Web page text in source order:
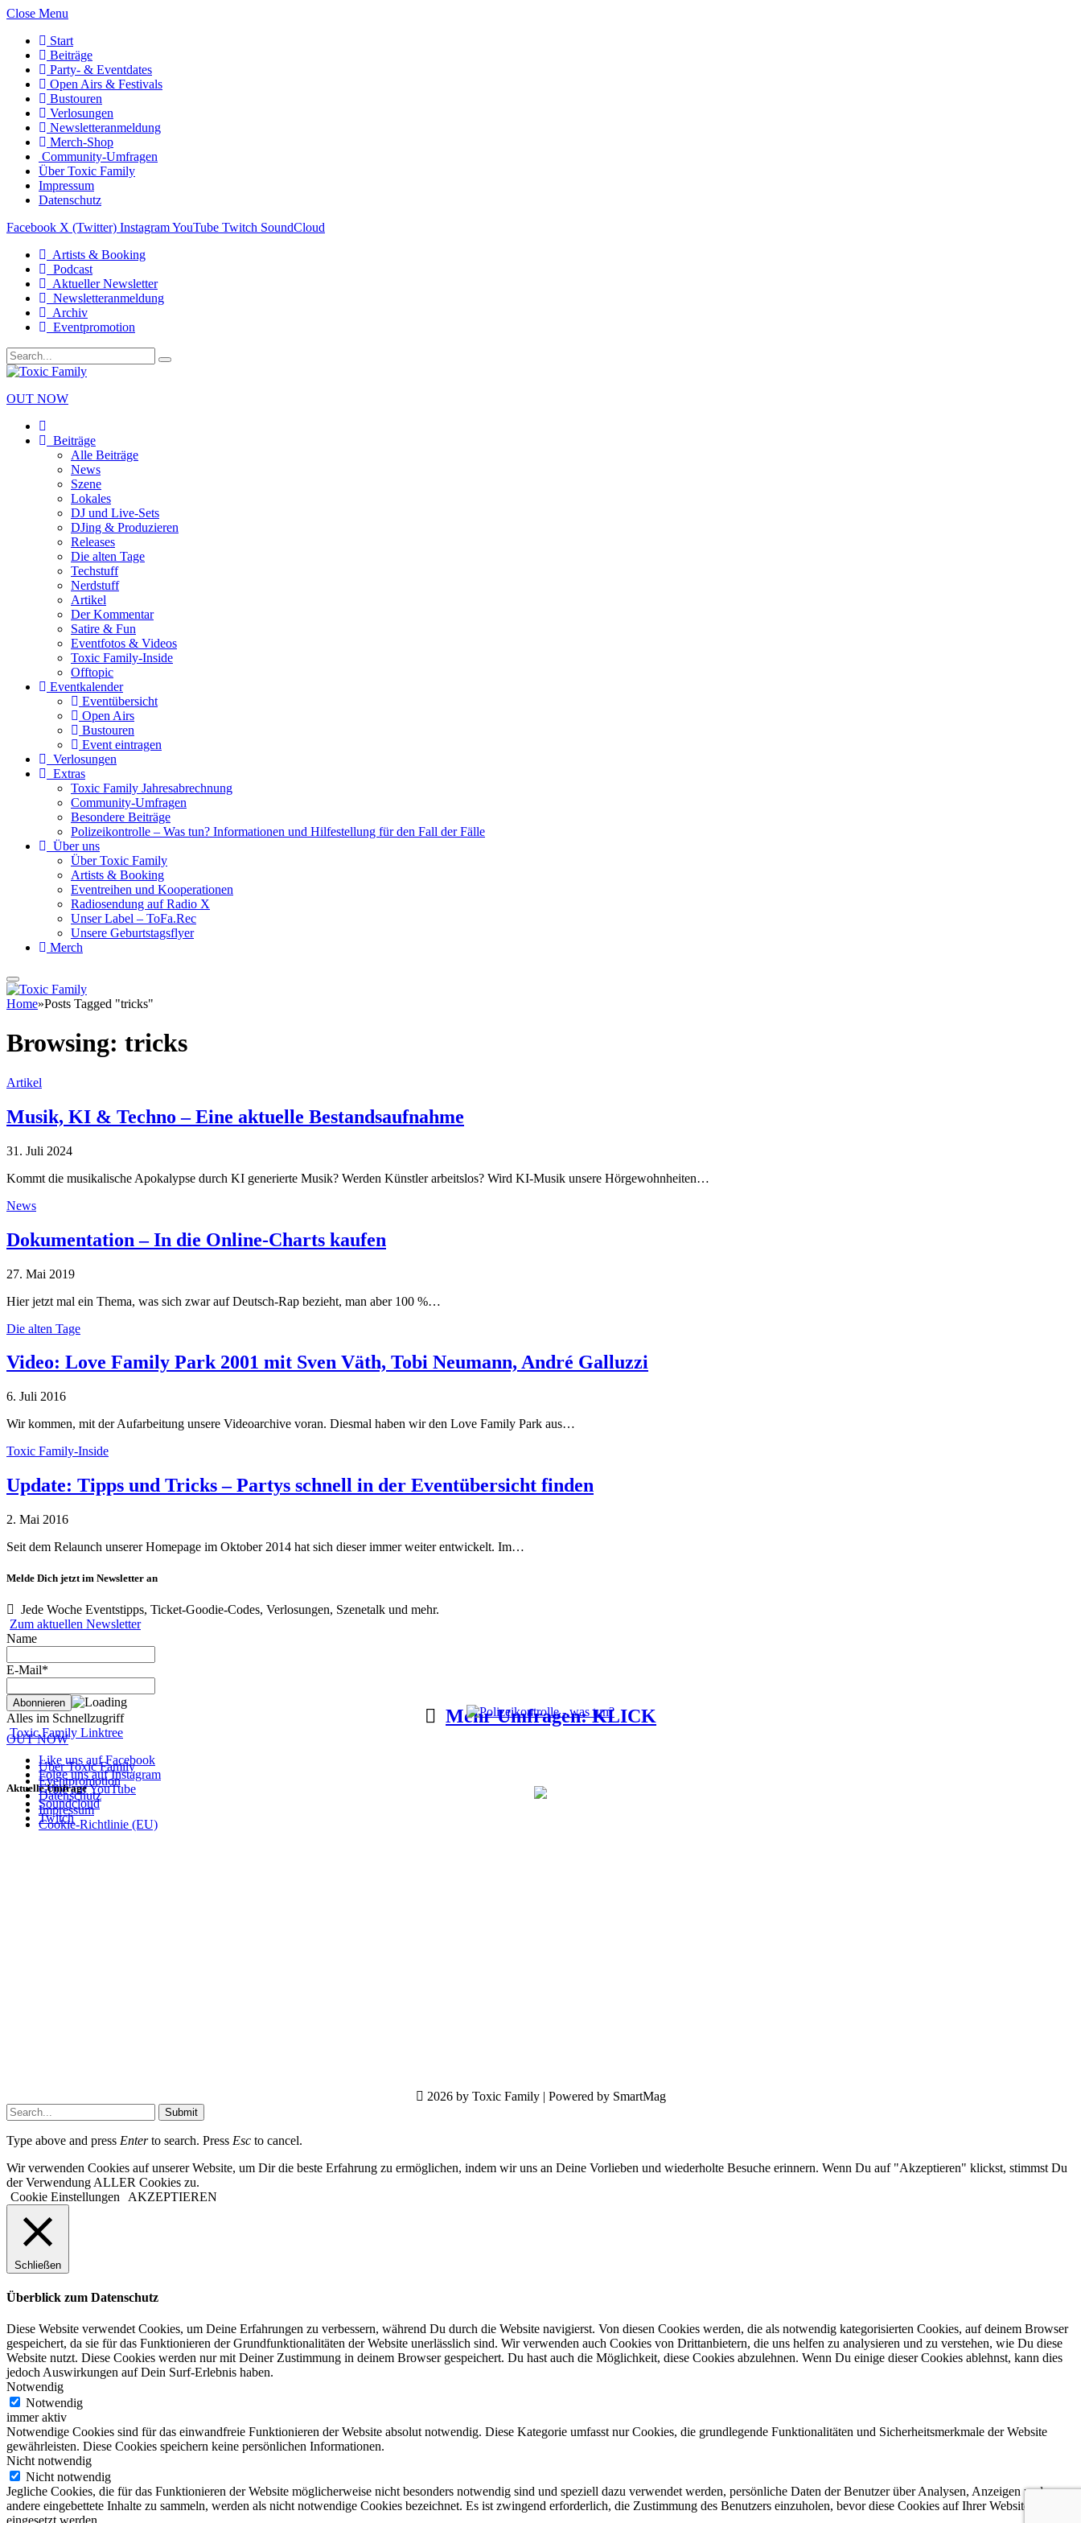
Close Menu
Start
Beiträge
Party- & Eventdates
Open Airs & Festivals
Bustouren
Verlosungen
Newsletteranmeldung
Merch-Shop
Community-Umfragen
Über Toxic Family
Impressum
Datenschutz
Facebook X (Twitter) InstagramYouTube Twitch SoundCloud
Artists & Booking
Podcast
Aktueller Newsletter
Newsletteranmeldung
Archiv
Eventpromotion
OUT NOW
Beiträge
Alle Beiträge
News
Szene
Lokales
DJ und Live-Sets
DJing & Produzieren
Releases
Die alten Tage
Techstuff
Nerdstuff
Artikel
Der Kommentar
Satire & Fun
Eventfotos & Videos
Toxic Family-Inside
Offtopic
Eventkalender
Eventübersicht
Open Airs
Bustouren
Event eintragen
Verlosungen
Extras
Toxic Family Jahresabrechnung
Community-Umfragen
Besondere Beiträge
Polizeikontrolle – Was tun? Informationen und Hilfestellung für den Fall der Fälle
Über uns
Über Toxic Family
Artists & Booking
Eventreihen und Kooperationen
Radiosendung auf Radio X
Unser Label – ToFa.Rec
Unsere Geburtstagsflyer
Merch
Home»Posts Tagged "tricks"
Browsing: tricks
Artikel
Musik, KI & Techno – Eine aktuelle Bestandsaufnahme
31. Juli 2024
Kommt die musikalische Apokalypse durch KI generierte Musik? Werden Künstler arbeitslos? Wird KI-Musik unsere Hörgewohnheiten…
News
Dokumentation – In die Online-Charts kaufen
27. Mai 2019
Hier jetzt mal ein Thema, was sich zwar auf Deutsch-Rap bezieht, man aber 100 %…
Die alten Tage
Video: Love Family Park 2001 mit Sven Väth, Tobi Neumann, André Galluzzi
6. Juli 2016
Wir kommen, mit der Aufarbeitung unsere Videoarchive voran. Diesmal haben wir den Love Family Park aus…
Toxic Family-Inside
Update: Tipps und Tricks – Partys schnell in der Eventübersicht finden
2. Mai 2016
Seit dem Relaunch unserer Homepage im Oktober 2014 hat sich dieser immer weiter entwickelt. Im…
Melde Dich jetzt im Newsletter an
Jede Woche Eventstipps, Ticket-Goodie-Codes, Verlosungen, Szenetalk und mehr.
Zum aktuellen Newsletter
Name
E-Mail*
Alles im Schnellzugriff
Toxic Family Linktree
Like uns auf Facebook
Folge uns auf Instagram
Grille auf YouTube
Soundcloud
Twitch
Aktuelle Umfrage
Mehr Umfragen: KLICK
OUT NOW
Über Toxic Family
Eventpromotion
Datenschutz
Impressum
Cookie-Richtlinie (EU)
2026 by Toxic Family | Powered by SmartMag
Submit
Type above and press Enterto search. Press Esc to cancel.
Wir verwenden Cookies auf unserer Website, um Dir die beste Erfahrung zu ermöglichen, indem wir uns an Deine Vorlieben und wiederholte Besuche erinnern. Wenn Du auf "Akzeptieren" klickst, stimmst Du
der Verwendung ALLER Cookies zu.
Cookie Einstellungen
AKZEPTIEREN
Schließen
Überblick zum Datenschutz
Diese Website verwendet Cookies, um Deine Erfahrungen zu verbessern, während Du durch die Website navigierst. Von diesen Cookies werden, die als notwendig kategorisierten Cookies, auf deinem Browser
gespeichert, da sie für das Funktionieren der Grundfunktionalitäten der Website unerlässlich sind. Wir verwenden auch Cookies von Drittanbietern, die uns helfen zu analysieren und zu verstehen, wie Du diese
Website nutzt. Diese Cookies werden nur mit Deiner Zustimmung in deinem Browser gespeichert. Du hast auch die Möglichkeit, diese Cookies abzulehnen. Wenn Du einige dieser Cookies ablehnst, kann dies
jedoch Auswirkungen auf Dein Surf-Erlebnis haben.
Notwendig
Notwendig
immer aktiv
Notwendige Cookies sind für das einwandfreie Funktionieren der Website absolut notwendig. Diese Kategorie umfasst nur Cookies, die grundlegende Funktionalitäten und Sicherheitsmerkmale der Website
gewährleisten. Diese Cookies speichern keine persönlichen Informationen.
Nicht notwendig
Nicht notwendig
Jegliche Cookies, die für das Funktionieren der Website möglicherweise nicht besonders notwendig sind und speziell dazu verwendet werden, persönliche Daten der Benutzer über Analysen, Anzeigen und
andere eingebettete Inhalte zu sammeln, werden als nicht notwendige Cookies bezeichnet. Es ist zwingend erforderlich, die Zustimmung des Benutzers einzuholen, bevor diese Cookies auf Ihrer Website